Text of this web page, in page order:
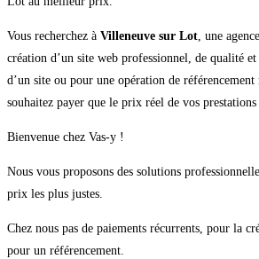
Vous recherchez à Villeneuve sur Lot, une
création d’un site web professionnel, de qualité
d’un site ou pour une opération de
souhaitez payer que le prix réel de vos prestations
Bienvenue chez Vas-y !
Nous vous proposons des solutions
prix les plus justes.
Chez nous pas de paiements récurrents, pour la
pour un référencement.